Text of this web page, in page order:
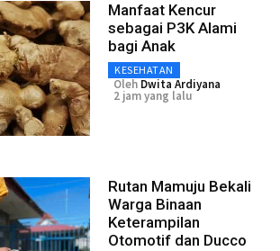
Manfaat Kencur
sebagai P3K Alami
bagi Anak
KESEHATAN
Oleh Dwita Ardiyana
2 jam yang lalu
Rutan Mamuju Bekali
Warga Binaan
Keterampilan
Otomotif dan Ducco